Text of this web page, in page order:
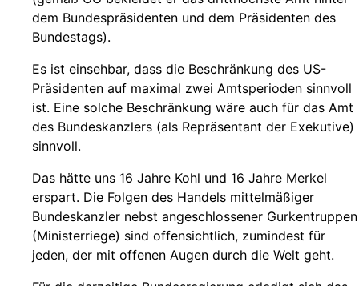
dem Bundespräsidenten und dem Präsidenten des
Bundestags).
Es ist einsehbar, dass die Beschränkung des US-
Präsidenten auf maximal zwei Amtsperioden sinnvoll
ist. Eine solche Beschränkung wäre auch für das Amt
des Bundeskanzlers (als Repräsentant der Exekutive)
sinnvoll.
Das hätte uns 16 Jahre Kohl und 16 Jahre Merkel
erspart. Die Folgen des Handels mittelmäßiger
Bundeskanzler nebst angeschlossener Gurkentruppen
(Ministerriege) sind offensichtlich, zumindest für
jeden, der mit offenen Augen durch die Welt geht.